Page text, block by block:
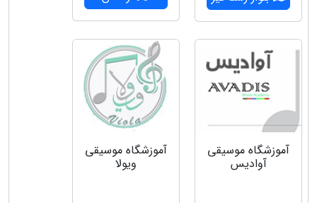
آموزشگاه موسیقی
آوادیس
آموزشگاه موسیقی
ویولا